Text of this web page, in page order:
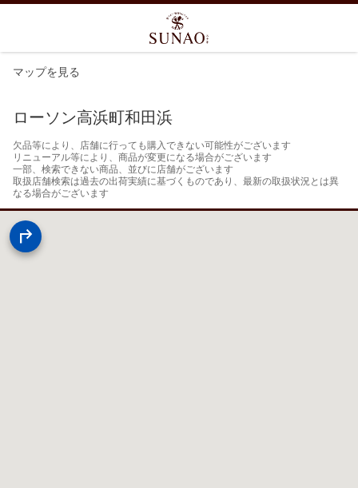
マップを見る
ローソン高浜町和田浜
欠品等により、店舗に行っても購入できない可能性がございます
リニューアル等により、商品が変更になる場合がございます
一部、検索できない商品、並びに店舗がございます
取扱店舗検索は過去の出荷実績に基づくものであり、最新の取扱状況とは異
なる場合がございます